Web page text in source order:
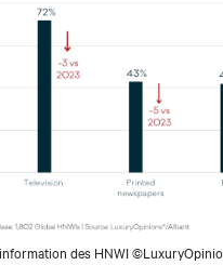
des HNWI